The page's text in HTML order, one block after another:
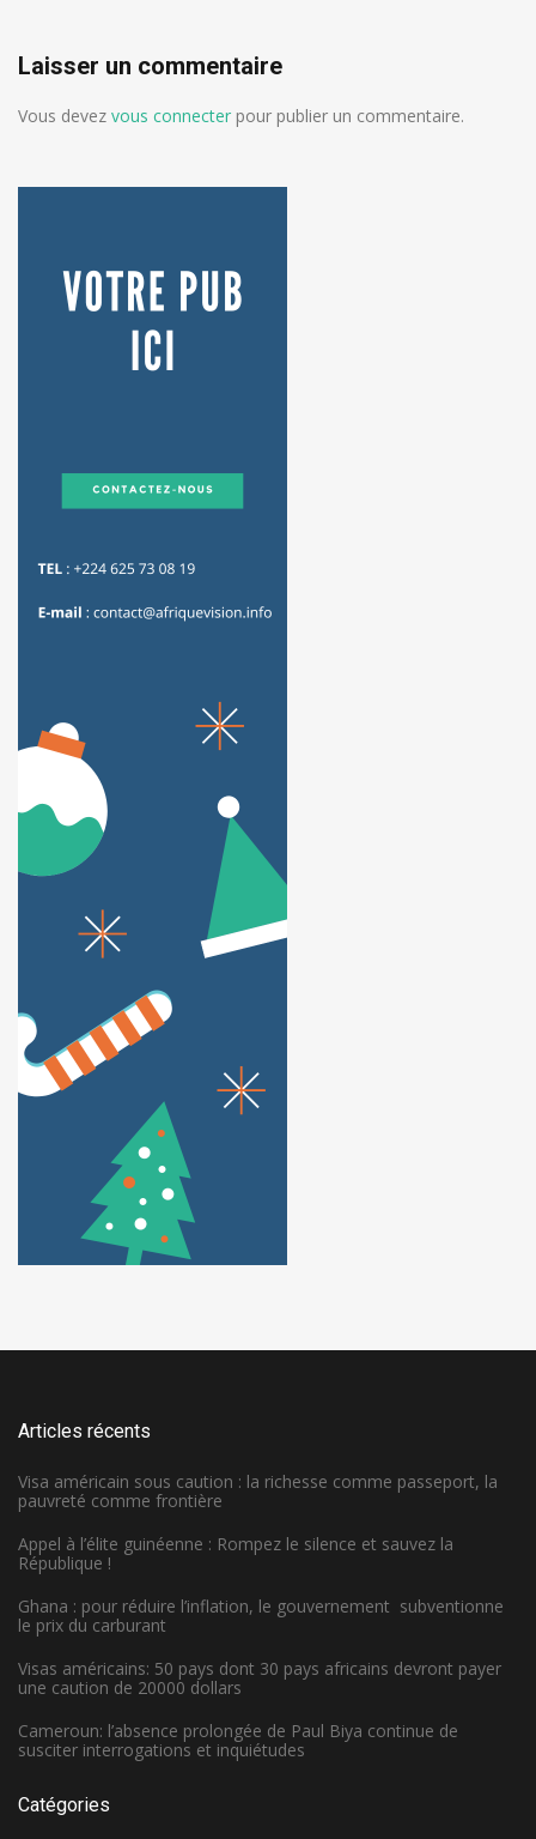
Laisser un commentaire
Vous devez vous connecter pour publier un commentaire.
Articles récents
Visa américain sous caution : la richesse comme passeport, la
pauvreté comme frontière
Appel à l’élite guinéenne : Rompez le silence et sauvez la
République !
Ghana : pour réduire l’inflation, le gouvernement subventionne
le prix du carburant
Visas américains: 50 pays dont 30 pays africains devront payer
une caution de 20000 dollars
Cameroun: l’absence prolongée de Paul Biya continue de
susciter interrogations et inquiétudes
Catégories